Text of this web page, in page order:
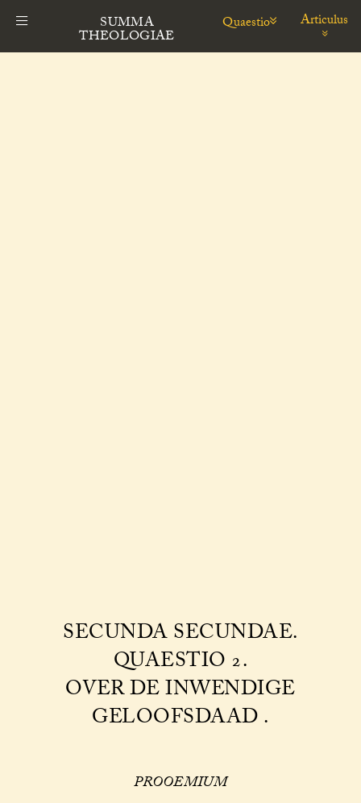
SUMMA
THEOLOGIAE
Quaestio Articulus
SECUNDA SECUNDAE.
QUAESTIO 2.
OVER DE INWENDIGE
GELOOFSDAAD .
PROOEMIUM